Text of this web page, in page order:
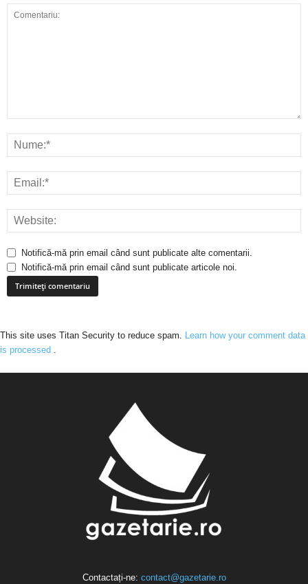
Notifică-mă prin email când sunt publicate alte comentarii.
Notifică-mă prin email când sunt publicate articole noi.
This site uses Titan Security to reduce spam. Learn how your comment data
is processed .
Contactați-ne: contact@gazetarie.ro